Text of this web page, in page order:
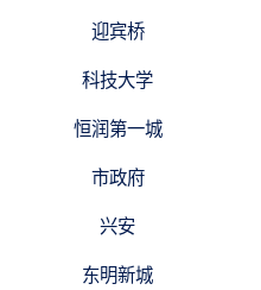
迎宾桥
科技大学
恒润第一城
市政府
兴安
东明新城